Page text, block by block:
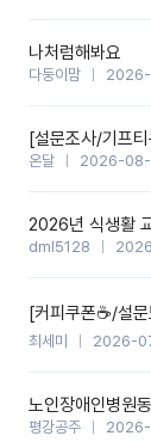
나처럼해봐요
다둥이맘
온달 2026-
2026년 식생활
dml5128
최세미 2026-
노인장애인병원
평강공주